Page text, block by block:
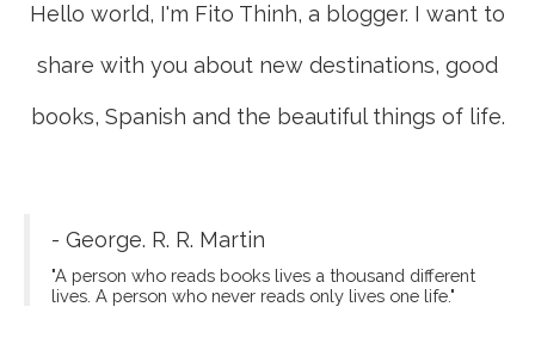
Hello world, I'm Fito Thinh, a blogger. I want to
share with you about new destinations, good
books, Spanish and the beautiful things of life.
- George. R. R. Martin
"A person who reads books lives a thousand different
lives. A person who never reads only lives one life."